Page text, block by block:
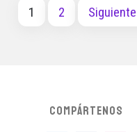
1 2
COMPÁRTENOS